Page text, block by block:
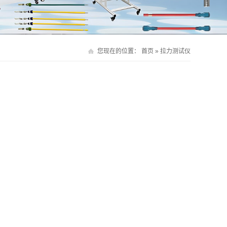
您现在的位置： 首页 » 拉力测试仪